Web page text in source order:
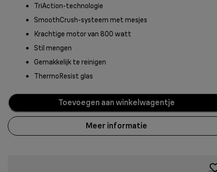
TriAction-technologie
SmoothCrush-systeem met mesjes
Krachtige motor van 800 watt
Stil mengen
Gemakkelijk te reinigen
ThermoResist glas
Toevoegen aan winkelwagentje
Meer informatie